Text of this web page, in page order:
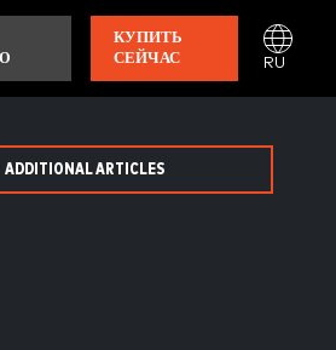
КУПИТЬ
СЕЙЧАС
RU
ADDITIONAL ARTICLES